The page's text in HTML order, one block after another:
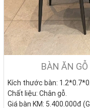
thành viên trong gia đình
hay người lớn tuổi.
BÀN ĂN
Kích thước bàn:
Chất liệu: Chân gỗ.
Giá bàn KM: 5.400.000đ